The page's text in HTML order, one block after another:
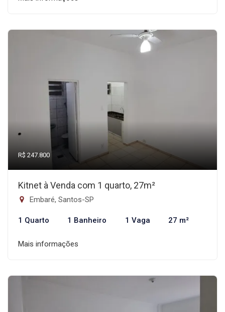
R$ 247.800
Kitnet à Venda com 1 quarto, 27m²
Embaré, Santos-SP
1 Quarto 1 Banheiro 1 Vaga 27 m²
Mais informações